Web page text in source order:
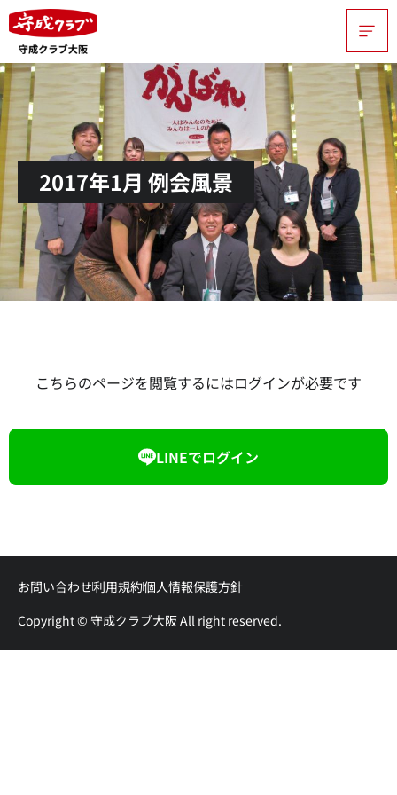
2017年1月 例会風景
こちらのページを閲覧するにはログインが必要です
LINEでログイン
Copyright © 守成クラブ大阪 All right reserved.
お問い合わせ利用規約個人情報保護方針